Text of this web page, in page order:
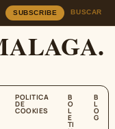
SUBSCRIBE BUSCAR
POLITICA
DE
COOKIES
B
O
L
E
TI
B
L
O
G